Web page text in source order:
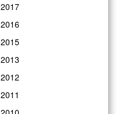
2017
2016
2015
2013
2012
2011